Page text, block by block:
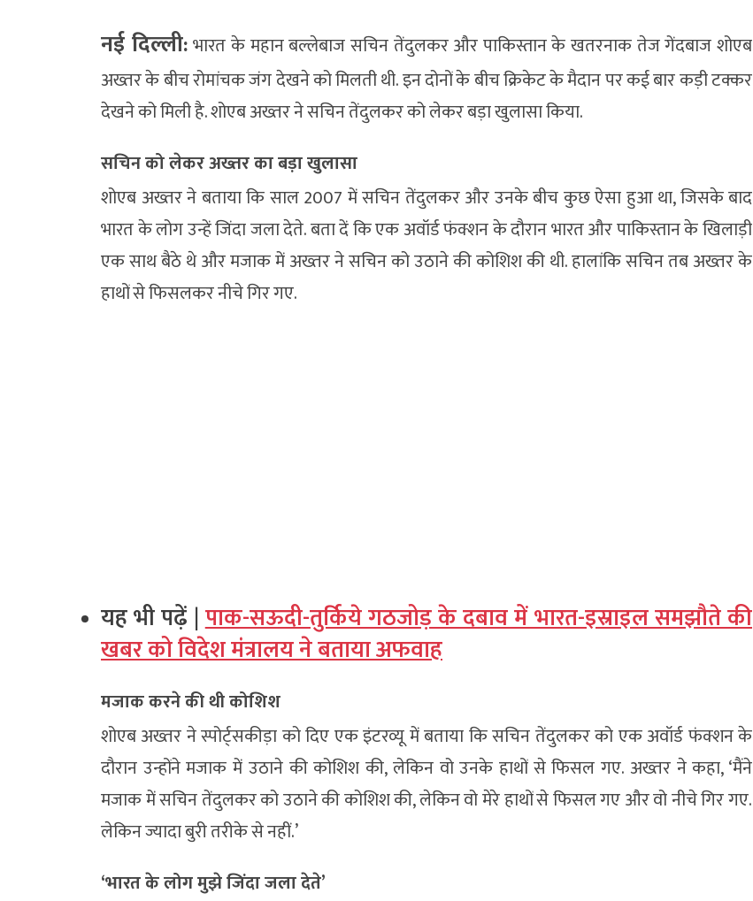
नई दिल्ली:भारत के महान बल्लेबाज सचिन तेंदुलकर और पाकिस्तान के खतरनाक तेज गेंदबाज शोएब
अख्तर के बीच रोमांचक जंग देखने को मिलती थी. इन दोनों के बीच क्रिकेट के मैदान पर कई बार कड़ी टक्कर
देखने को मिली है. शोएब अख्तर ने सचिन तेंदुलकर को लेकर बड़ा खुलासा किया.
सचिन को लेकर अख्तर का बड़ा खुलासा
शोएब अख्तर ने बताया कि साल 2007 में सचिन तेंदुलकर और उनके बीच कुछ ऐसा हुआ था, जिसके बाद
भारत के लोग उन्हें जिंदा जला देते. बता दें कि एक अवॉर्ड फंक्शन के दौरान भारत और पाकिस्तान के खिलाड़ी
एक साथ बैठे थे और मजाक में अख्तर ने सचिन को उठाने की कोशिश की थी. हालांकि सचिन तब अख्तर के
हाथों से फिसलकर नीचे गिर गए.
यह भी पढ़ें |पाक-सऊदी-तुर्किये गठजोड़ के दबाव में भारत-इस्राइल समझौते की
खबर को विदेश मंत्रालय ने बताया अफवाह
मजाक करने की थी कोशिश
शोएब अख्तर ने स्पोर्ट्सकीड़ा को दिए एक इंटरव्यू में बताया कि सचिन तेंदुलकर को एक अवॉर्ड फंक्शन के
दौरान उन्होंने मजाक में उठाने की कोशिश की, लेकिन वो उनके हाथों से फिसल गए. अख्तर ने कहा, ‘मैंने
मजाक में सचिन तेंदुलकर को उठाने की कोशिश की, लेकिन वो मेरे हाथों से फिसल गए और वो नीचे गिर गए.
लेकिन ज्यादा बुरी तरीके से नहीं.’
‘भारत के लोग मुझे जिंदा जला देते’